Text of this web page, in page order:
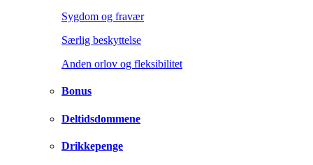
Sygdom og fravær
Særlig beskyttelse
Anden orlov og fleksibilitet
Bonus
Deltidsdommene
Drikkepenge